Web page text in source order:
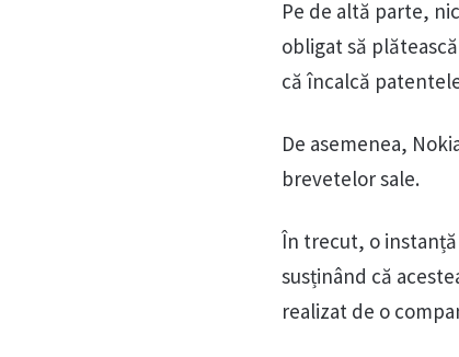
Pe de altă parte,
obligat să
că încalcă
De asemenea,
brevetelor sale.
În trecut, o instanță
susținând că
realizat de o